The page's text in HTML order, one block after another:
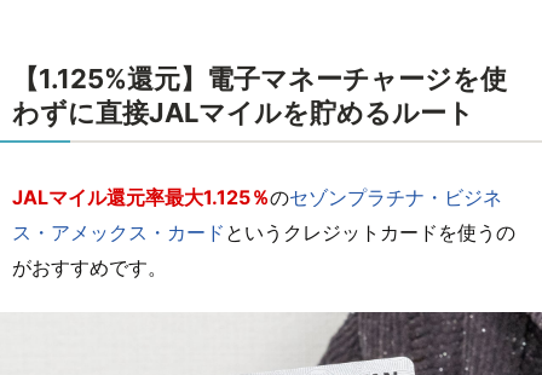
【1.125%還元】電子マネーチャージを使
わずに直接JALマイルを貯めるルート
JALマイル還元率最大1.125％のセゾンプラチナ・ビジネ
ス・アメックス・カード というクレジットカードを使うの
がおすすめです。